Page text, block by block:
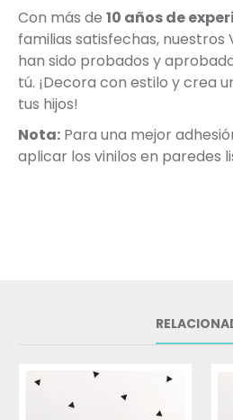
Con más de 10 años de
familias satisfechas, nuestros
han sido probados y
tú. ¡Decora con estilo y crea
tus hijos!
Nota: Para una mejor
aplicar los vinilos en paredes